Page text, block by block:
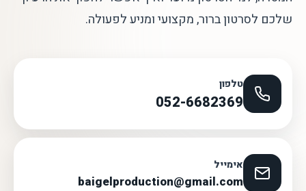
שלכם לסרטון ברור, מקצועי ומניע לפעולה.
טלפון
052-6682369
אימייל
baigelproduction@gmail.com